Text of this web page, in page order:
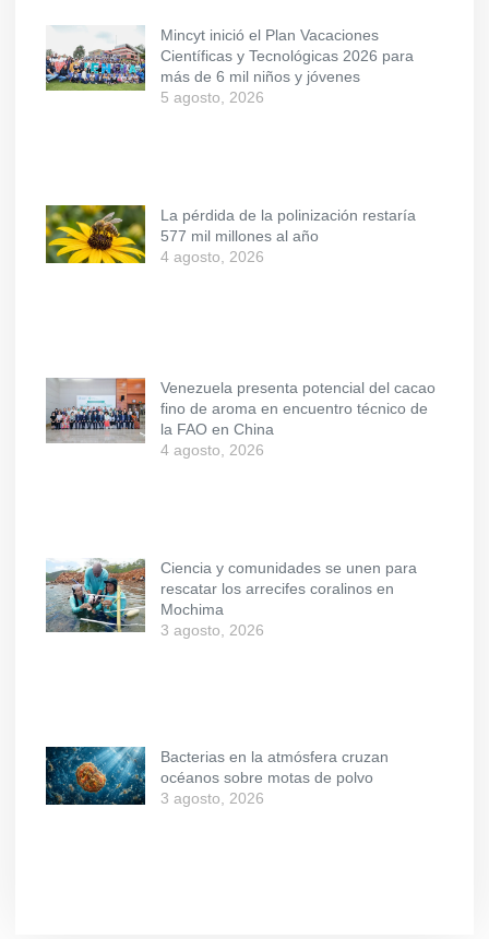
Mincyt inició el Plan Vacaciones
Científicas y Tecnológicas 2026 para
más de 6 mil niños y jóvenes
5 agosto, 2026
La pérdida de la polinización restaría
577 mil millones al año
4 agosto, 2026
Venezuela presenta potencial del cacao
fino de aroma en encuentro técnico de
la FAO en China
4 agosto, 2026
Ciencia y comunidades se unen para
rescatar los arrecifes coralinos en
Mochima
3 agosto, 2026
Bacterias en la atmósfera cruzan
océanos sobre motas de polvo
3 agosto, 2026